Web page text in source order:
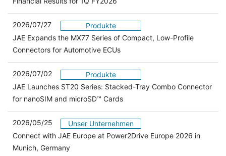
2026/07/27
Produkte
JAE Expands the MX77 Series of Compact, Low-Profile
Connectors for Automotive ECUs
2026/07/02
Produkte
JAE Launches ST20 Series: Stacked-Tray Combo Connector
for nanoSIM and microSD™ Cards
2026/05/25
Unser Unternehmen
Connect with JAE Europe at Power2Drive Europe 2026 in
Munich, Germany